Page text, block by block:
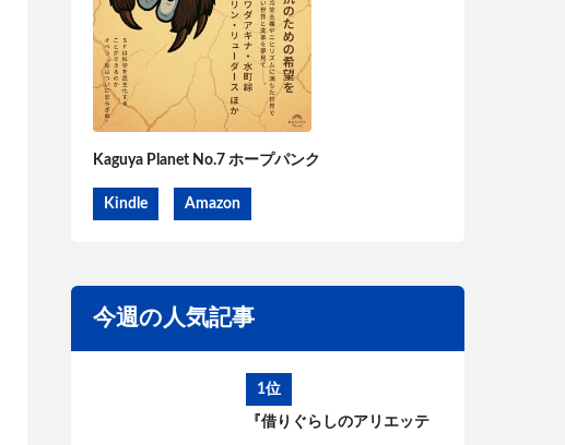
Kaguya Planet No.7 ホープパンク
Kindle Amazon
今週の人気記事
1位
『借りぐらしのアリエッテ